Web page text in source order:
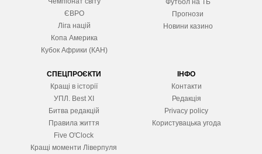
ЄВРО
Ліга націй
Копа Америка
Кубок Африки (КАН)
Футбол на ТБ
Прогнози
Новини казино
СПЕЦПРОЄКТИ
Кращі в історії
УПЛ. Best XІ
Битва редакцій
Правила життя
Five O'Clock
Кращі моменти Ліверпуля
ІНФО
Контакти
Редакція
Privacy policy
Користувацька угода